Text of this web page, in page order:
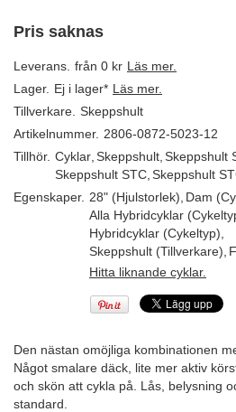
Pris saknas
Leverans. från 0 kr Läs mer.
Lager. Ej i lager* Läs mer.
Tillverkare. Skeppshult
Artikelnummer. 2806-0872-5023-12
Tillhör. Cyklar Skeppshult Skeppshult
Skeppshult STC Skeppshult
Egenskaper. 28" (Hjulstorlek) Dam
Alla Hybridcyklar
Hybridcyklar (Cykeltyp)
Skeppshult (Tillverkare)
Hitta liknande cyklar.
Den nästan omöjliga kombinationen
Något smalare däck, lite mer aktiv
och skön att cykla på. Lås, belysning
standard.